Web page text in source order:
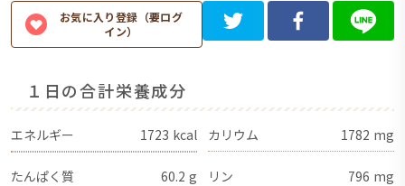
お気に入り登録（要ログ
イン）
１日の合計栄養成分
エネルギー 1723 kcal カリウム 1782 mg
たんぱく質 60.2 g リン 796 mg